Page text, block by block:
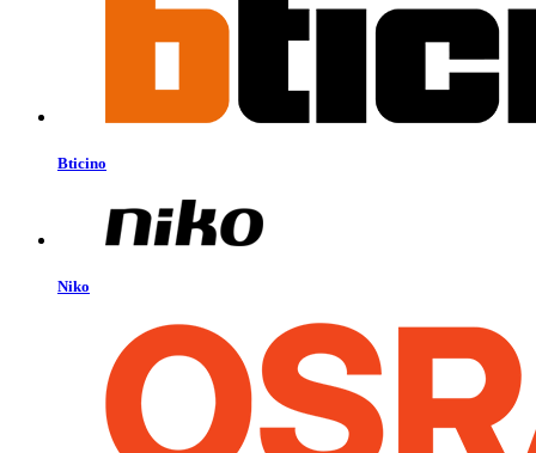
Bticino
Niko